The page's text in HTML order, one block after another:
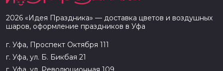
2026 « Идея Праздника» — доставка цветов и воздушных
шаров, оформление праздников в Уфа
г. Уфа, Проспект Октября 111
г. Уфа, ул. Б. Бикбая 21